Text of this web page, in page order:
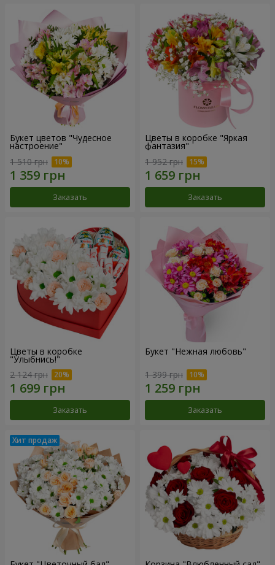
Букет цветов "Чудесное
настроение"
1 510 грн
Заказать
Цветы в коробке "Яркая
фантазия"
1 952 грн
Заказать
Цветы в коробке
"Улыбнись!"
2 124 грн
Заказать
Букет "Нежная любовь"
1 399 грн
Заказать